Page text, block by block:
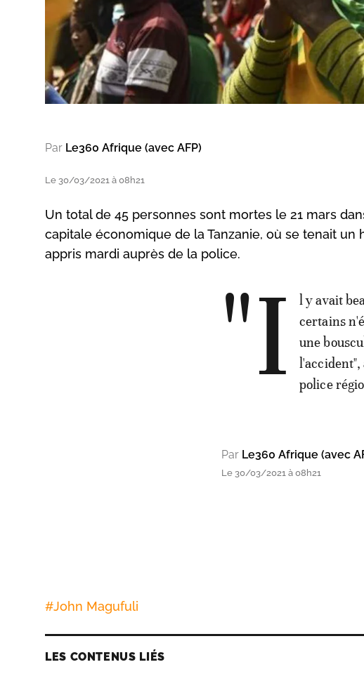
Par Le360 Afrique (avec AFP)
Le 30/03/2021 à 08h21
Un total de 45 personnes sont mortes le 21 mars
capitale économique de la Tanzanie, où se tenait
appris mardi auprès de la police.
"I
l y avait
certains
une
l'accident",
police
Par Le360 Afrique (avec
Le 30/03/2021 à 08h21
#John Magufuli
LES CONTENUS LIÉS